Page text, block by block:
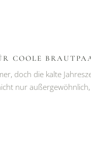
COOLE
doch die kalte
nur